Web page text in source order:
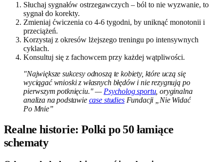
Słuchaj sygnałów ostrzegawczych – ból to nie wyzwanie, to
sygnał do korekty.
Zmieniaj ćwiczenia co 4-6 tygodni, by uniknąć monotonii i
przeciążeń.
Korzystaj z okresów lżejszego treningu po intensywnych
cyklach.
Konsultuj się z fachowcem przy każdej wątpliwości.
"Największe sukcesy odnoszą te kobiety, które uczą się
wyciągać wnioski z własnych błędów i nie rezygnują po
pierwszym potknięciu." — Psycholog sportu, oryginalna
analiza na podstawie case studiesFundacji „Nie Widać
Po Mnie”
Realne historie: Polki po 50 łamiące
schematy